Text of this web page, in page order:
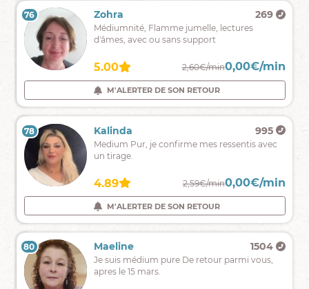
75 Janna
345
Medium
pure
cartomancienne
complaisance
voyance
rapide
datée
5.00 2,70€/min 0,00€/min
M'ALERTER DE SON RETOUR
76 Zohra 269
Médiumnité, Flamme jumelle, lectures
d'âmes, avec ou sans support
5.00 2,60€/min0,00€/min
M'ALERTER DE SON RETOUR
77 Dana
480
Il
n'y
pas
de
mauvaises
questions,
juste
bonnes
réponses
!
4.58 2,39€/min 0,00€/min
M'ALERTER DE SON RETOUR
78 Kalinda 995
Medium Pur, je confirme mes ressentis avec
un tirage.
4.89 2,59€/min0,00€/min
M'ALERTER DE SON RETOUR
79 Léa
904
Médium
auditive,
80 Maeline 1504
Je suis médium pure De retour parmi vous,
apres le 15 mars.